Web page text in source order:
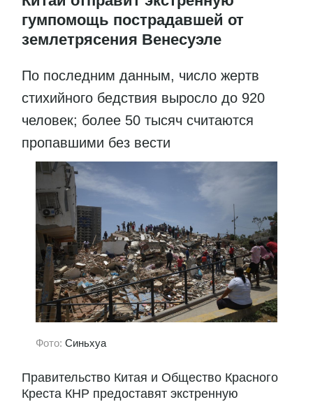
гумпомощь пострадавшей от
землетрясения Венесуэле
По последним данным, число жертв
стихийного бедствия выросло до 920
человек; более 50 тысяч считаются
пропавшими без вести
Фото: Синьхуа
Правительство Китая и Общество Красного
Креста КНР предоставят экстренную